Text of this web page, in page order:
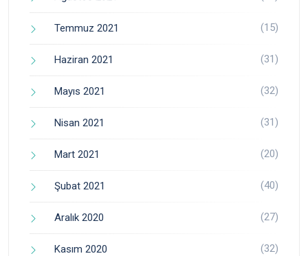
Temmuz 2021 (15)
Haziran 2021 (31)
Mayıs 2021 (32)
Nisan 2021 (31)
Mart 2021 (20)
Şubat 2021 (40)
Aralık 2020 (27)
Kasım 2020 (32)